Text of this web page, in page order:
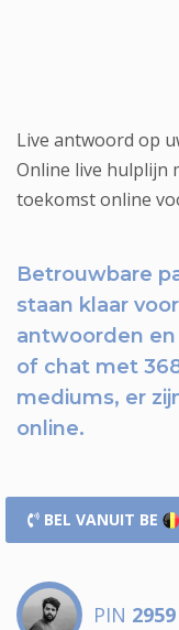
Live antwoord op
Online live hulplijn
toekomst online
Betrouwbare
staan klaar
antwoorden
of chat met
mediums, er
online.
BEL VANUIT BE
PIN 2959